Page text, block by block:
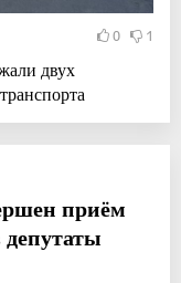
0 1
двух
приём